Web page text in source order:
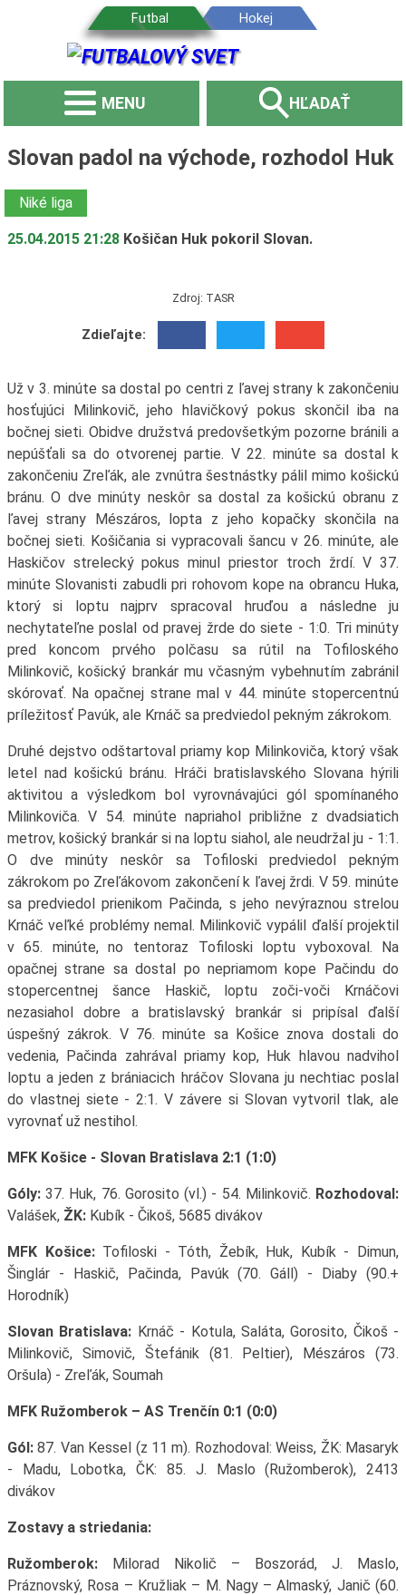
MENU HĽADAŤ
Slovan padol na východe, rozhodol Huk
Niké liga
25.04.2015 21:28 Košičan Huk pokoril Slovan.
Zdroj: TASR
Zdieľajte:
Už v 3. minúte sa dostal po centri z ľavej strany k zakončeniu
hosťujúci Milinkovič, jeho hlavičkový pokus skončil iba na
bočnej sieti. Obidve družstvá predovšetkým pozorne bránili a
nepúšťali sa do otvorenej partie. V 22. minúte sa dostal k
zakončeniu Zreľák, ale zvnútra šestnástky pálil mimo košickú
bránu. O dve minúty neskôr sa dostal za košickú obranu z
ľavej strany Mészáros, lopta z jeho kopačky skončila na
bočnej sieti. Košičania si vypracovali šancu v 26. minúte, ale
Haskičov strelecký pokus minul priestor troch žrdí. V 37.
minúte Slovanisti zabudli pri rohovom kope na obrancu Huka,
ktorý si loptu najprv spracoval hruďou a následne ju
nechytateľne poslal od pravej žrde do siete - 1:0. Tri minúty
pred koncom prvého polčasu sa rútil na Tofiloského
Milinkovič, košický brankár mu včasným vybehnutím zabránil
skórovať. Na opačnej strane mal v 44. minúte stopercentnú
príležitosť Pavúk, ale Krnáč sa predviedol pekným zákrokom.
Druhé dejstvo odštartoval priamy kop Milinkoviča, ktorý však
letel nad košickú bránu. Hráči bratislavského Slovana hýrili
aktivitou a výsledkom bol vyrovnávajúci gól spomínaného
Milinkoviča. V 54. minúte napriahol približne z dvadsiatich
metrov, košický brankár si na loptu siahol, ale neudržal ju - 1:1.
O dve minúty neskôr sa Tofiloski predviedol pekným
zákrokom po Zreľákovom zakončení k ľavej žrdi. V 59. minúte
sa predviedol prienikom Pačinda, s jeho nevýraznou strelou
Krnáč veľké problémy nemal. Milinkovič vypálil ďalší projektil
v 65. minúte, no tentoraz Tofiloski loptu vyboxoval. Na
opačnej strane sa dostal po nepriamom kope Pačindu do
stopercentnej šance Haskič, loptu zoči-voči Krnáčovi
nezasiahol dobre a bratislavský brankár si pripísal ďalší
úspešný zákrok. V 76. minúte sa Košice znova dostali do
vedenia, Pačinda zahrával priamy kop, Huk hlavou nadvihol
loptu a jeden z brániacich hráčov Slovana ju nechtiac poslal
do vlastnej siete - 2:1. V závere si Slovan vytvoril tlak, ale
vyrovnať už nestihol.
MFK Košice - Slovan Bratislava 2:1 (1:0)
Góly:37. Huk, 76. Gorosito (vl.) - 54. Milinkovič. Rozhodoval:
Valášek, ŽK:Kubík - Čikoš, 5685 divákov
MFK Košice:Tofiloski - Tóth, Žebík, Huk, Kubík - Dimun,
Šinglár - Haskič, Pačinda, Pavúk (70. Gáll) - Diaby (90.+
Horodník)
Slovan Bratislava: Krnáč - Kotula, Saláta, Gorosito, Čikoš -
Milinkovič, Simovič, Štefánik (81. Peltier), Mészáros (73.
Oršula) - Zreľák, Soumah
MFK Ružomberok – AS Trenčín 0:1 (0:0)
Gól:87. Van Kessel (z 11 m). Rozhodoval: Weiss, ŽK: Masaryk
- Madu, Lobotka, ČK: 85. J. Maslo (Ružomberok), 2413
divákov
Zostavy a striedania:
Ružomberok:Milorad Nikolič – Boszorád, J. Maslo,
Práznovský, Rosa – Kružliak – M. Nagy – Almaský, Janič (60.